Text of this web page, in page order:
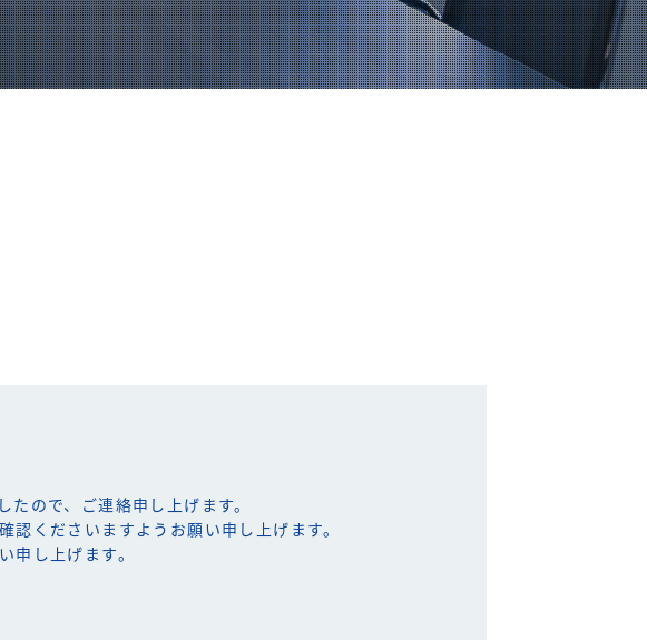
ので、ご連絡申し上げます。
くださいますようお願い申し上げます。
し上げます。